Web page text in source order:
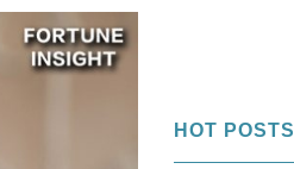
HOT POSTS